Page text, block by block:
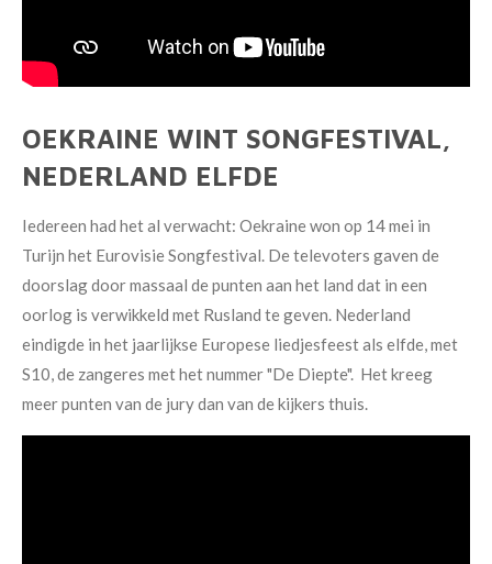
OEKRAINE WINT SONGFESTIVAL,
NEDERLAND ELFDE
Iedereen had het al verwacht: Oekraine won op 14 mei in
Turijn het Eurovisie Songfestival. De televoters gaven de
doorslag door massaal de punten aan het land dat in een
oorlog is verwikkeld met Rusland te geven. Nederland
eindigde in het jaarlijkse Europese liedjesfeest als elfde, met
S10, de zangeres met het nummer "De Diepte". Hetkreeg
meer punten van de jury dan van de kijkers thuis.